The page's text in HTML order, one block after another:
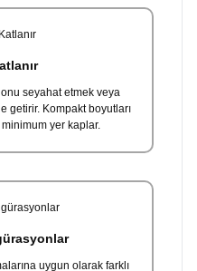
seyahat etmek veya
getirir. Kompakt boyutları
yer kaplar.
uygun olarak farklı